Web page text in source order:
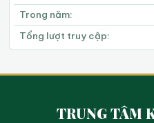
Trong năm:
Tổng lượt truy cập:
TRUNG TÂM